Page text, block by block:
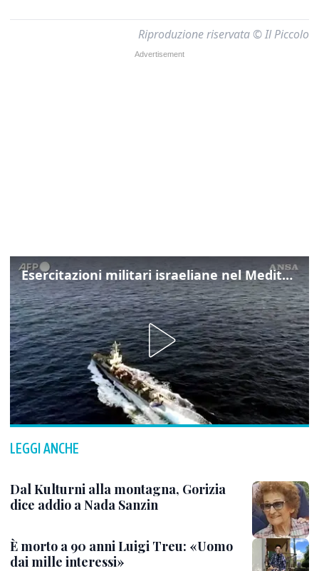
Riproduzione riservata © Il Piccolo
Esercitazioni militari israeliane nel Mediterraneo e nel Mar Rosso
LEGGI ANCHE
Dal Kulturni alla montagna, Gorizia
dice addio a Nada Sanzin
È morto a 90 anni Luigi Treu: «Uomo
dai mille interessi»